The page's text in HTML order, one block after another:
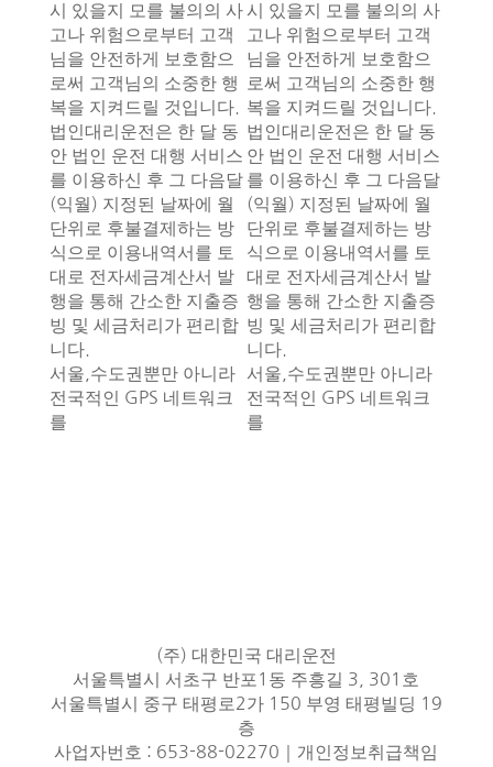
시 있을지 모를 불의의 사
고나 위험으로부터 고객
님을 안전하게 보호함으
로써 고객님의 소중한 행
복을 지켜드릴 것입니다.
법인대리운전은 한 달 동
안 법인 운전 대행 서비스
를 이용하신 후 그 다음달
(익월) 지정된 날짜에 월
단위로 후불결제하는 방
식으로 이용내역서를 토
대로 전자세금계산서 발
행을 통해 간소한 지출증
빙 및 세금처리가 편리합
니다.
서울,수도권뿐만 아니라
전국적인 GPS 네트워크
를
시 있을지 모를 불의의 사
고나 위험으로부터 고객
님을 안전하게 보호함으
로써 고객님의 소중한 행
복을 지켜드릴 것입니다.
법인대리운전은 한 달 동
안 법인 운전 대행 서비스
를 이용하신 후 그 다음달
(익월) 지정된 날짜에 월
단위로 후불결제하는 방
식으로 이용내역서를 토
대로 전자세금계산서 발
행을 통해 간소한 지출증
빙 및 세금처리가 편리합
니다.
서울,수도권뿐만 아니라
전국적인 GPS 네트워크
를
(주) 대한민국 대리운전
서울특별시 서초구 반포1동 주흥길 3, 301호
서울특별시 중구 태평로2가 150 부영 태평빌딩 19
층
사업자번호 : 653-88-02270｜개인정보취급책임